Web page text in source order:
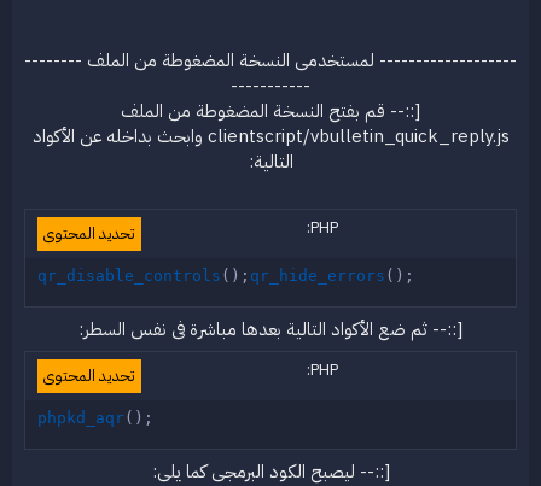
------------------- لمستخدمى النسخة المضغوطة من الملف --------
-----------
[::-- قم بفتح النسخة المضغوطة من الملف
clientscript/vbulletin_quick_reply.js وابحث بداخله عن الأكواد
التالية:
تحديد المحتوى PHP:
qr_disable_controls ( ) ; qr_hide_errors ( ) ;
[::-- ثم ضع الأكواد التالية بعدها مباشرة فى نفس السطر:
تحديد المحتوى PHP:
phpkd_aqr( ) ;
[::-- ليصبح الكود البرمجى كما يلى: